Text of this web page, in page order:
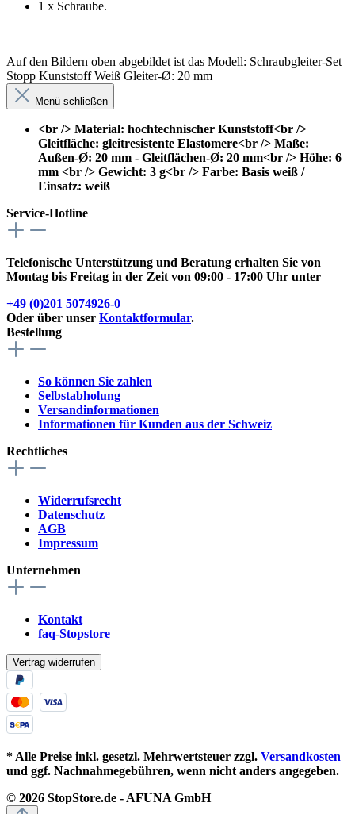
1 x Schraube.
Auf den Bildern oben abgebildet ist das Modell: Schraubgleiter-Set
Stopp Kunststoff Weiß Gleiter-Ø: 20 mm
Menü schließen
<br /> Material: hochtechnischer Kunststoff<br />
Gleitfläche: gleitresistente Elastomere<br /> Maße:
Außen-Ø: 20 mm - Gleitflächen-Ø: 20 mm<br /> Höhe: 6
mm <br /> Gewicht: 3 g<br /> Farbe: Basis weiß /
Einsatz: weiß
Service-Hotline
Telefonische Unterstützung und Beratung erhalten Sie von
Montag bis Freitag in der Zeit von 09:00 - 17:00 Uhr unter
+49 (0)201 5074926-0
Oder über unser Kontaktformular.
Bestellung
So können Sie zahlen
Selbstabholung
Versandinformationen
Informationen für Kunden aus der Schweiz
Rechtliches
Widerrufsrecht
Datenschutz
AGB
Impressum
Unternehmen
Kontakt
faq-Stopstore
Vertrag widerrufen
* Alle Preise inkl. gesetzl. Mehrwertsteuer zzgl. Versandkosten
und ggf. Nachnahmegebühren, wenn nicht anders angegeben.
© 2026 StopStore.de - AFUNA GmbH